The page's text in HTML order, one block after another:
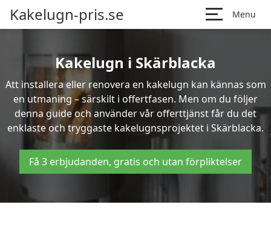
Kakelugn-pris.se Menu
Kakelugn i Skärblacka
Att installera eller renovera en kakelugn kan kännas som
en utmaning – särskilt i offertfasen. Men om du följer
denna guide och använder vår offerttjänst får du det
enklaste och tryggaste kakelugnsprojektet i Skärblacka.
Få 3 erbjudanden, gratis och utan förpliktelser